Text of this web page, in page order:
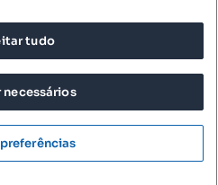
OLX Portugal, S.A.
UTILIZAÇÃO
PRIVACIDADE
DE PRIVACIDADE
tudo